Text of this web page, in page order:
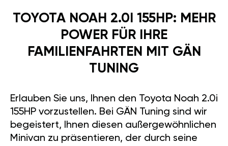
TOYOTA NOAH 2.0I 155HP: MEHR
POWER FÜR IHRE
FAMILIENFAHRTEN MIT GÄN
TUNING
Erlauben Sie uns, Ihnen den Toyota Noah 2.0i
155HP vorzustellen. Bei GÄN Tuning sind wir
begeistert, Ihnen diesen außergewöhnlichen
Minivan zu präsentieren, der durch seine